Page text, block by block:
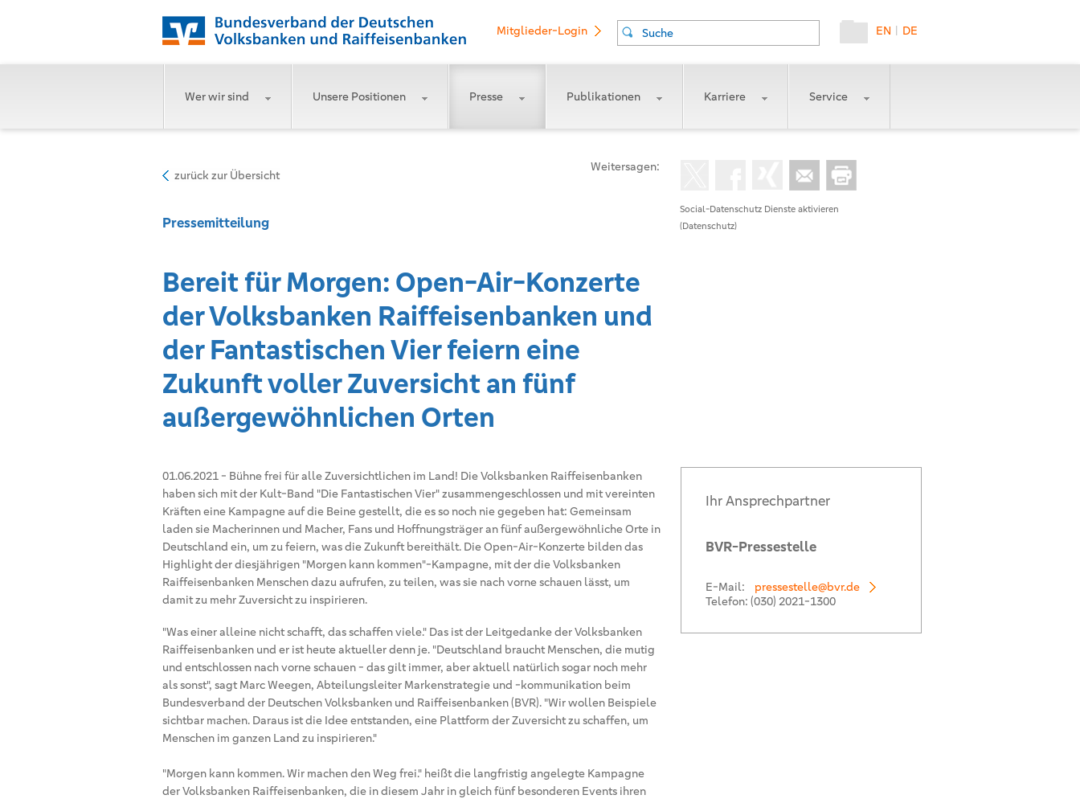
DE
|
EN
Suche
Mitglieder-Login
Wer wir sind Unsere Positionen Presse Publikationen Karriere Service
Social-Datenschutz Dienste aktivieren
(Datenschutz)
Weitersagen:
zurück zur Übersicht
Pressemitteilung
Bereit für Morgen: Open-Air-Konzerte
der Volksbanken Raiffeisenbanken und
der Fantastischen Vier feiern eine
Zukunft voller Zuversicht an fünf
außergewöhnlichen Orten
01.06.2021 - Bühne frei für alle Zuversichtlichen im Land! Die Volksbanken Raiffeisenbanken
haben sich mit der Kult-Band "Die Fantastischen Vier" zusammengeschlossen und mit vereinten
Kräften eine Kampagne auf die Beine gestellt, die es so noch nie gegeben hat: Gemeinsam
laden sie Macherinnen und Macher, Fans und Hoffnungsträger an fünf außergewöhnliche Orte in
Deutschland ein, um zu feiern, was die Zukunft bereithält. Die Open-Air-Konzerte bilden das
Highlight der diesjährigen "Morgen kann kommen"-Kampagne, mit der die Volksbanken
Raiffeisenbanken Menschen dazu aufrufen, zu teilen, was sie nach vorne schauen lässt, um
damit zu mehr Zuversicht zu inspirieren.
"Was einer alleine nicht schafft, das schaffen viele." Das ist der Leitgedanke der Volksbanken
Raiffeisenbanken und er ist heute aktueller denn je. "Deutschland braucht Menschen, die mutig
und entschlossen nach vorne schauen - das gilt immer, aber aktuell natürlich sogar noch mehr
als sonst", sagt Marc Weegen, Abteilungsleiter Markenstrategie und -kommunikation beim
Bundesverband der Deutschen Volksbanken und Raiffeisenbanken (BVR). "Wir wollen Beispiele
sichtbar machen. Daraus ist die Idee entstanden, eine Plattform der Zuversicht zu schaffen, um
Menschen im ganzen Land zu inspirieren."
"Morgen kann kommen. Wir machen den Weg frei." heißt die langfristig angelegte Kampagne
der Volksbanken Raiffeisenbanken, die in diesem Jahr in gleich fünf besonderen Events ihren
Ihr Ansprechpartner
BVR-Pressestelle
E-Mail:
pressestelle@bvr.de
Telefon: (030) 2021-1300